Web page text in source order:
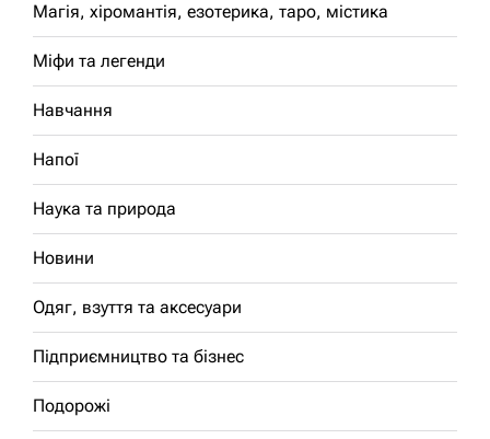
Магія, хіромантія, езотерика, таро, містика
Міфи та легенди
Навчання
Напої
Наука та природа
Новини
Одяг, взуття та аксесуари
Підприємництво та бізнес
Подорожі